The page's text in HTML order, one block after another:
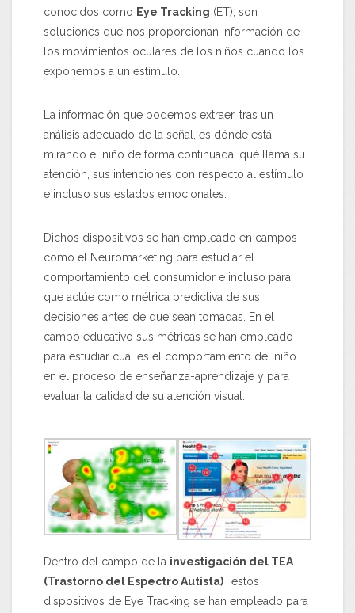
conocidos como Eye Tracking (ET), son
soluciones que nos proporcionan información de
los movimientos oculares de los niños cuando los
exponemos a un estímulo.
La información que podemos extraer, tras un
análisis adecuado de la señal, es dónde está
mirando el niño de forma continuada, qué llama su
atención, sus intenciones con respecto al estímulo
e incluso sus estados emocionales.
Dichos dispositivos se han empleado en campos
como el Neuromarketing para estudiar el
comportamiento del consumidor e incluso para
que actúe como métrica predictiva de sus
decisiones antes de que sean tomadas. En el
campo educativo sus métricas se han empleado
para estudiar cuál es el comportamiento del niño
en el proceso de enseñanza-aprendizaje y para
evaluar la calidad de su atención visual.
Dentro del campo de la investigación del TEA
(Trastorno del Espectro Autista)
, estos
dispositivos de Eye Tracking se han empleado para